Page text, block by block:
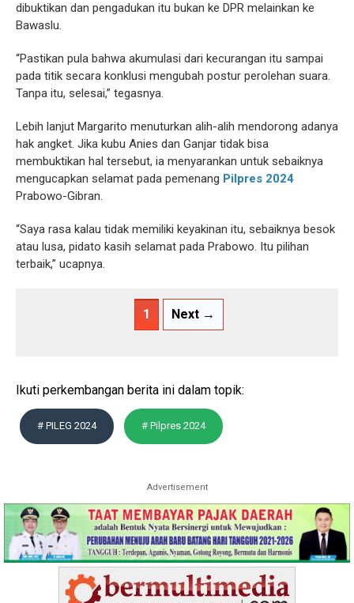
dibuktikan dan pengadukan itu bukan ke DPR melainkan ke
Bawaslu.
“Pastikan pula bahwa akumulasi dari kecurangan itu sampai
pada titik secara konklusi mengubah postur perolehan suara.
Tanpa itu, selesai,” tegasnya.
Lebih lanjut Margarito menuturkan alih-alih mendorong adanya
hak angket. Jika kubu Anies dan Ganjar tidak bisa
membuktikan hal tersebut, ia menyarankan untuk sebaiknya
mengucapkan selamat pada pemenang Pilpres 2024
Prabowo-Gibran.
“Saya rasa kalau tidak memiliki keyakinan itu, sebaiknya besok
atau lusa, pidato kasih selamat pada Prabowo. Itu pilihan
terbaik,” ucapnya.
1 Next →
Ikuti perkembangan berita ini dalam topik:
# PILEG 2024 # Pilpres 2024
Advertisement